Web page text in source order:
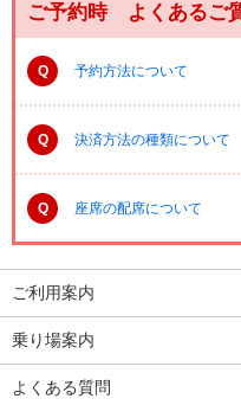
ご予約時 よくあるご
Q 予約方法について
Q 決済方法の種類について
Q 座席の配席について
ご利用案内
乗り場案内
よくある質問